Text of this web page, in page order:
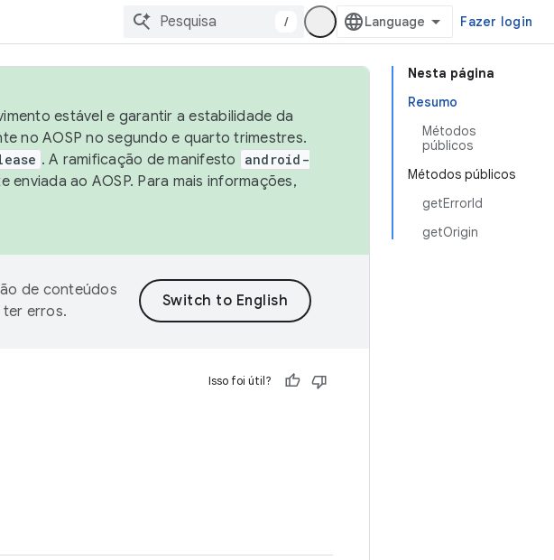
/ Fazer login
Nesta página
Resumo
Métodos
públicos
Métodos públicos
getErrorId
getOrigin
estável e garantir a estabilidade da
no AOSP no segundo e quarto trimestres.
. A ramificação de manifesto
android-
ao AOSP. Para mais informações,
de conteúdos
erros.
Isso foi útil?